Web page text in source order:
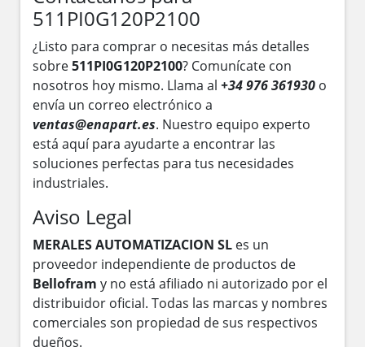
511PI0G120P2100
¿Listo para comprar o necesitas más detalles
sobre511PI0G120P2100? Comunícate con
nosotros hoy mismo. Llama al +34 976 361930 o
envía un correo electrónico a
ventas@enapart.es. Nuestro equipo experto
está aquí para ayudarte a encontrar las
soluciones perfectas para tus necesidades
industriales.
Aviso Legal
MERALES AUTOMATIZACION SL es un
proveedor independiente de productos de
Bellofram y no está afiliado ni autorizado por el
distribuidor oficial. Todas las marcas y nombres
comerciales son propiedad de sus respectivos
dueños.